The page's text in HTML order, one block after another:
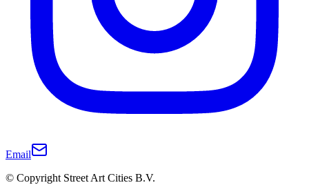
Email
© Copyright Street Art Cities B.V.